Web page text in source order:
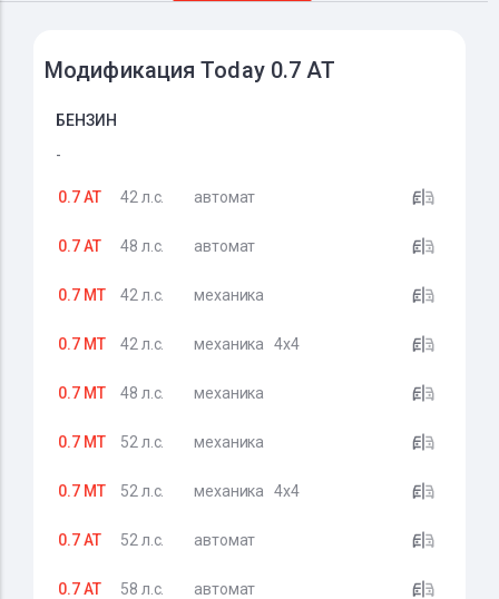
Модификация Today 0.7 AT
БЕНЗИН
-
0.7 AT 42 л.с. автомат
0.7 AT 48 л.с. автомат
0.7 MT 42 л.с. механика
0.7 MT 42 л.с. механика 4x4
0.7 MT 48 л.с. механика
0.7 MT 52 л.с. механика
0.7 MT 52 л.с. механика 4x4
0.7 AT 52 л.с. автомат
0.7 AT 58 л.с. автомат